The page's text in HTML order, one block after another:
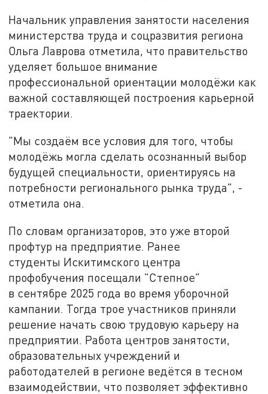
Начальник управления занятости населения
министерства труда и соцразвития региона
Ольга Лаврова отметила, что правительство
уделяет большое внимание
профессиональной ориентации молодёжи как
важной составляющей построения карьерной
траектории.
"Мы создаём все условия для того, чтобы
молодёжь могла сделать осознанный выбор
будущей специальности, ориентируясь на
потребности регионального рынка труда", -
отметила она.
По словам организаторов, это уже второй
профтур на предприятие. Ранее
студенты Искитимского центра
профобучения посещали "Степное"
в сентябре 2025 года во время уборочной
кампании. Тогда трое участников приняли
решение начать свою трудовую карьеру на
предприятии. Работа центров занятости,
образовательных учреждений и
работодателей в регионе ведётся в тесном
взаимодействии, что позволяет эффективно